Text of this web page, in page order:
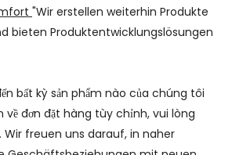
"Wir erstellen weiterhin Produkte
bieten Produktentwicklungslösungen
bất kỳ sản phẩm nào của chúng tôi
về đơn đặt hàng tùy chỉnh, vui lòng
Wir freuen uns darauf, in naher